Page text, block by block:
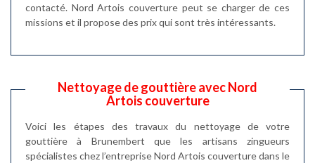
contacté. Nord Artois couverture peut se charger de ces
missions et il propose des prix qui sont très intéressants.
Nettoyage de gouttière avec Nord
Artois couverture
Voici les étapes des travaux du nettoyage de votre
gouttière à Brunembert que les artisans zingueurs
spécialistes chez l’entreprise Nord Artois couverture dans le